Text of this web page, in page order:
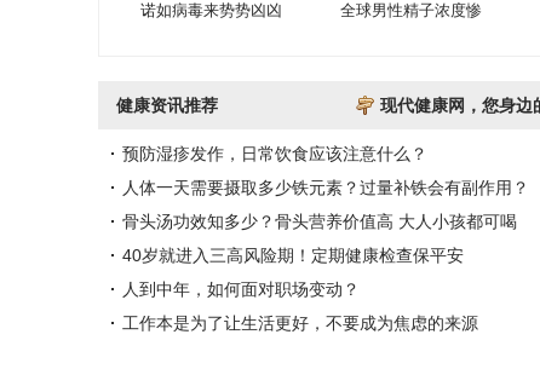
诺如病毒来势势凶凶 全球男性精子浓度惨
健康资讯推荐 现代健康网，您身边
预防湿疹发作，日常饮食应该注意什么？
人体一天需要摄取多少铁元素？过量补铁会有副作用？
骨头汤功效知多少？骨头营养价值高 大人小孩都可喝
40岁就进入三高风险期！定期健康检查保平安
人到中年，如何面对职场变动？
工作本是为了让生活更好，不要成为焦虑的来源